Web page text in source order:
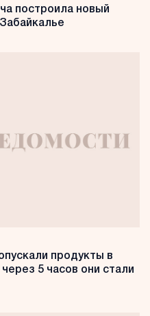
построила новый
продукты в
5 часов они стали